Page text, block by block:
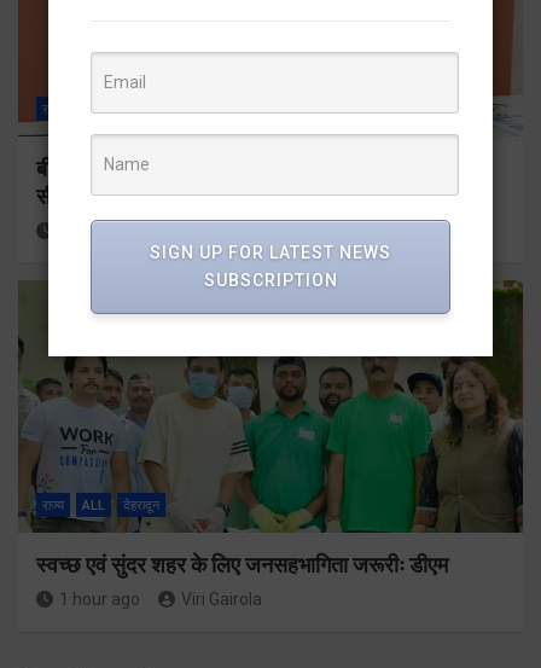
राज्य ALL देहरादून
बीएलओ और फील्ड स्टॉफ को प्रोत्साहित करें जिलाधिकारीः
सीईओ
1 hour ago
राज्य ALL देहरादून
स्वच्छ एवं सुंदर शहर के लिए जनसहभागिता जरूरीः डीएम
1 hour ago Viri Gairola
SIGN UP FOR LATEST NEWS
SUBSCRIPTION